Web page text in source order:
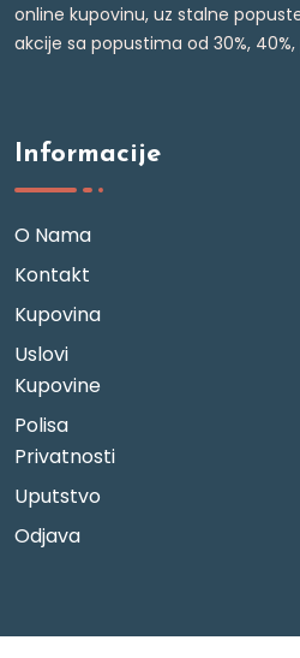
online kupovinu, uz stalne
akcije sa popustima od 30%, 40%,
Informacije
O Nama
Kontakt
Kupovina
Uslovi
Kupovine
Polisa
Privatnosti
Uputstvo
Odjava